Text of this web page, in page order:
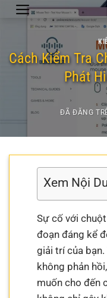
Chuyển
dungCách Kiểm Tra
Phát
ĐÃ ĐĂNG
Xem Nội
Sự cố với
đoạn đáng kể
giải trí của
không phản
muốn cho đến